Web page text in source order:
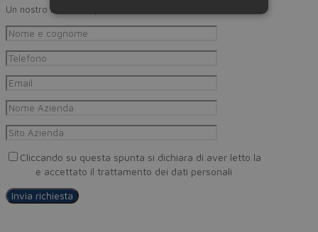
Un nostro incaricato provvederà a ricontattarti
Cliccando su questa spunta si dichiara di aver letto la
e accettato il trattamento dei dati personali